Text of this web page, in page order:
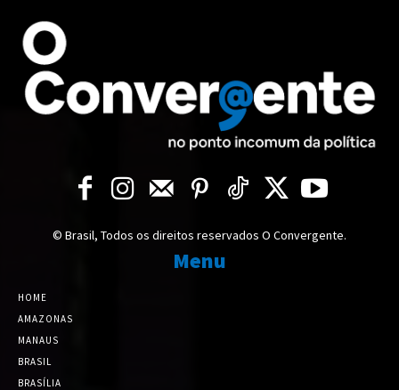
© Brasil, Todos os direitos reservados O Convergente.
Menu
HOME
AMAZONAS
MANAUS
BRASIL
BRASÍLIA